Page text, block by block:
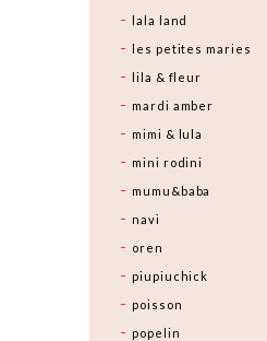
lala land
les petites maries
lila & fleur
mardi amber
mimi & lula
mini rodini
mumu&baba
navi
oren
piupiuchick
poisson
popelin